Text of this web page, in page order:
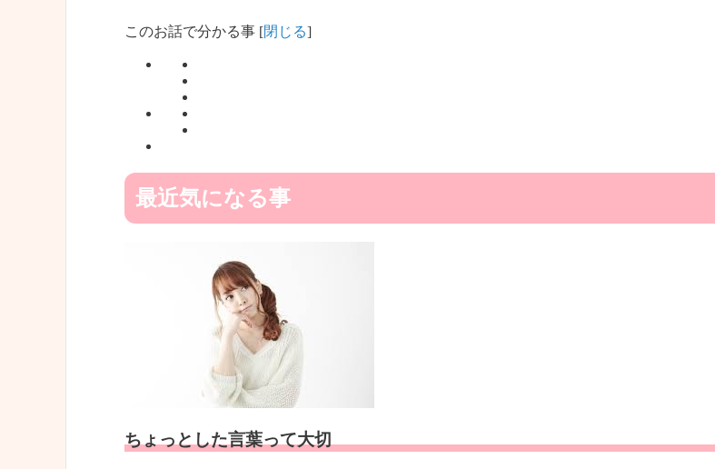
このお話で分かる事 [閉じる]
最近気になる事
ちょっとした言葉って大切